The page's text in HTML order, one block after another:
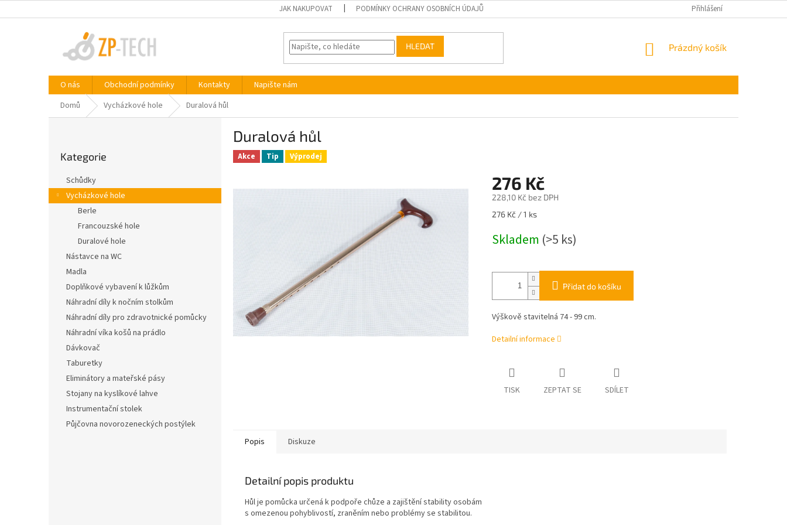
na
JAK NAKUPOVAT PODMÍNKY OCHRANY OSOBNÍCH ÚDAJŮ Přihlášení
HLEDAT
NÁKUPNÍ
Prázdný košík
O nás Obchodní podmínky Kontakty
Napište nám
Domů
Vycházkové hole Duralová hůl
a
n
kategorie
Kategorie
Schůdky
Vycházkové hole
Berle
Francouzské hole
Duralové hole
Nástavce na WC
Madla
Doplňkové vybavení k lůžkům
Náhradní díly k nočním stolkům
Náhradní díly pro zdravotnické pomůcky
Náhradní víka košů na prádlo
Dávkovač
Taburetky
Eliminátory a mateřské pásy
Stojany na kyslíkové lahve
Instrumentační stolek
Půjčovna novorozeneckých postýlek
Duralová hůl
Akce Tip Výprodej
276 Kč
228,10 Kč bez DPH
Měrná
276 Kč / 1 ks
Skladem (>5 ks)
Přidat do košíku
Výškově stavitelná 74 - 99 cm.
Detailní informace
TISK ZEPTAT SE SDÍLET
Popis Diskuze
Detailní popis produktu
Hůl je pomůcka určená k podpoře chůze a zajištění stability osobám
s omezenou pohyblivostí, zraněním nebo problémy se stabilitou.